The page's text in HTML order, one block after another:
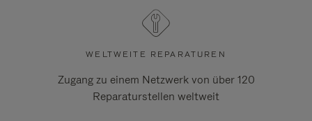
WELTWEITE REPARATUREN
Zugang zu einem Netzwerk von über 120
Reparaturstellen weltweit